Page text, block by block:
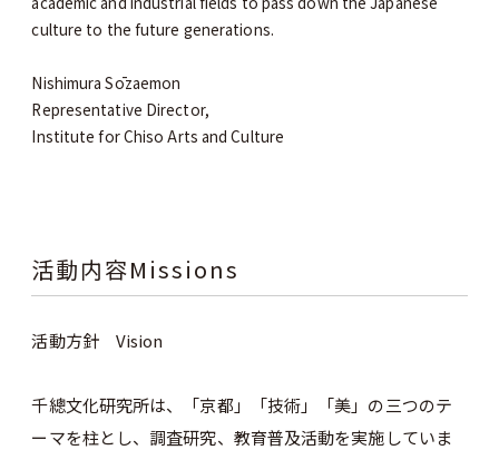
culture to the future generations.
Nishimura Sōzaemon
Representative Director,
Institute for Chiso Arts and Culture
活動内容Missions
活動方針 Vision
千總文化研究所は、「京都」「技術」「美」の三つのテ
ーマを柱とし、調査研究、教育普及活動を実施していま